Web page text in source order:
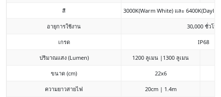
สี 3000K(Warm White) และ
อายุการใช้งาน 30,000 ชั่วโมง
เกรด IP68
ปริมาณแสง (Lumen) 1200 ลูเมน |1300 ลูเมน
ขนาด (cm) 22x6
ความยาวสายไฟ 20cm | 1.4m